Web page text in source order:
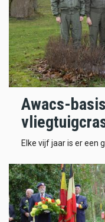
Awacs-
Elke vijf jaar is er een